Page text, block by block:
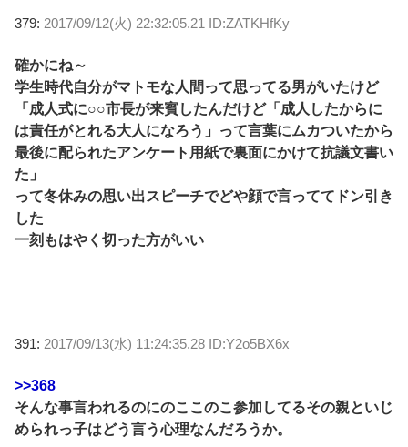
379: 2017/09/12(火) 22:32:05.21 ID:ZATKHfKy
確かにね～
学生時代自分がマトモな人間って思ってる男がいたけど
「成人式に○○市長が来賓したんだけど「成人したからに
は責任がとれる大人になろう」って言葉にムカついたから
最後に配られたアンケート用紙で裏面にかけて抗議文書い
た」
って冬休みの思い出スピーチでどや顔で言っててドン引き
した
一刻もはやく切った方がいい
391: 2017/09/13(水) 11:24:35.28 ID:Y2o5BX6x
>>368
そんな事言われるのにのここのこ参加してるその親といじ
められっ子はどう言う心理なんだろうか。